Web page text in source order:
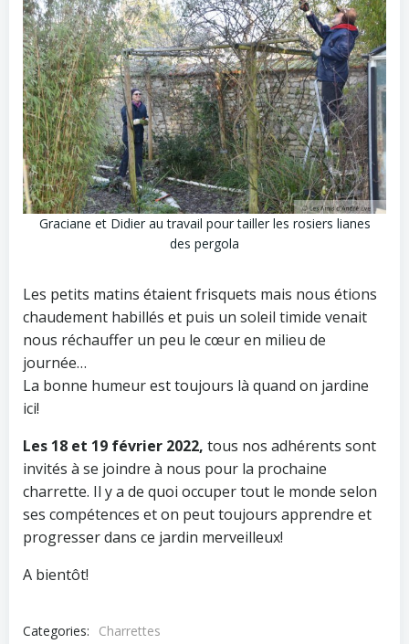
Graciane et Didier au travail pour tailler les rosiers lianes
des pergola
Les petits matins étaient frisquets mais nous étions
chaudement habillés et puis un soleil timide venait
nous réchauffer un peu le cœur en milieu de
journée…
La bonne humeur est toujours là quand on jardine
ici!
Les 18 et 19 février 2022, tous nos adhérents sont
invités à se joindre à nous pour la prochaine
charrette. Il y a de quoi occuper tout le monde selon
ses compétences et on peut toujours apprendre et
progresser dans ce jardin merveilleux!
A bientôt!
Categories:
Charrettes